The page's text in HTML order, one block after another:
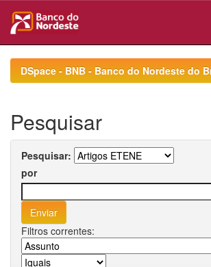
navigationDSpace - BNB - Banco do Nordeste do
Pesquisar
Pesquisar:
por
Filtros correntes: